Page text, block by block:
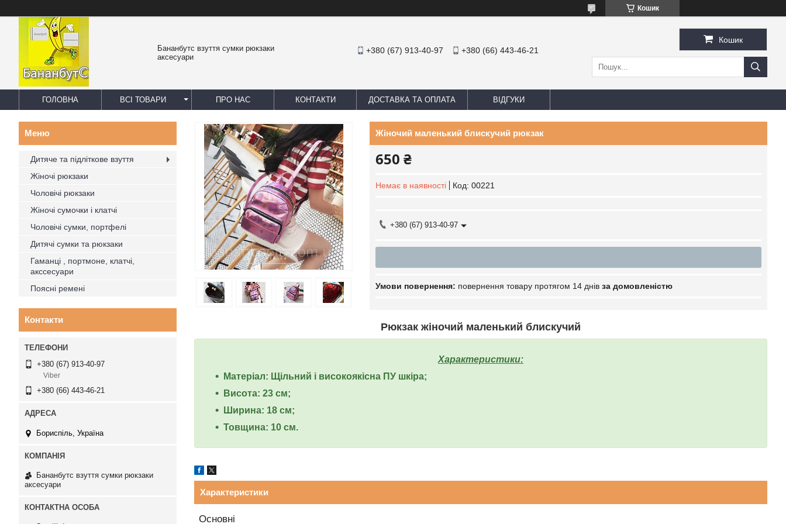
Кошик
Бананбутс взуття сумки рюкзаки
аксесуари
+380 (67) 913-40-97 +380 (66) 443-46-21
Кошик
ГОЛОВНА ВСІ ТОВАРИ ПРО НАС КОНТАКТИ ДОСТАВКА ТА ОПЛАТА ВІДГУКИ
Жіночий маленький блискучий рюкзак
650 ₴
Немає в наявності Код: 00221
+380 (67) 913-40-97
повернення товару протягом 14 днів за домовленістю
Рюкзак жіночий маленький блискучий
Характеристики:
Матеріал: Щільний і високоякісна ПУ шкіра;
Висота: 23 см;
Ширина: 18 см;
Товщина: 10 см.
Характеристики
Основні
Дитяче та підліткове взуття
Жіночі рюкзаки
Чоловічі рюкзаки
Жіночі сумочки і клатчі
Чоловічі сумки, портфелі
Дитячі сумки та рюкзаки
Гаманці , портмоне, клатчі,
акссесуари
Поясні ремені
Контакти
+380 (67) 913-40-97
Viber
+380 (66) 443-46-21
Бориспіль, Україна
Бананбутс взуття сумки рюкзаки
аксесуари